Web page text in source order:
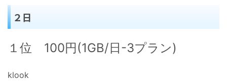
２日
１位 100円(1GB/日-3プラン)
klook